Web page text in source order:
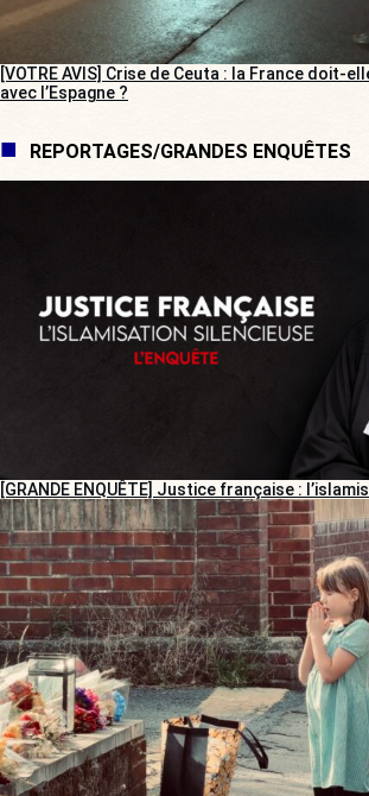
[VOTRE AVIS] Crise de Ceuta : la France doit-
avec l’Espagne ?
REPORTAGES/GRANDES ENQUÊTES
[GRANDE ENQUÊTE] Justice française :